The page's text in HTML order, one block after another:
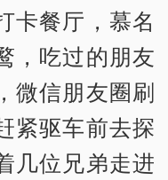
卡餐厅，慕名
，吃过的朋友
微信朋友圈刷
紧驱车前去探
几位兄弟走进